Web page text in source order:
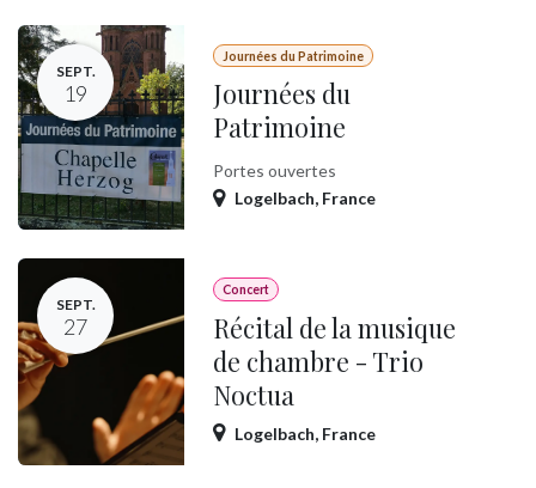
SEPT.
19
Journées du Patrimoine
Journées du
Patrimoine
Portes ouvertes
Logelbach, France
SEPT.
27
Concert
Récital de la musique
de chambre - Trio
Noctua
Logelbach, France